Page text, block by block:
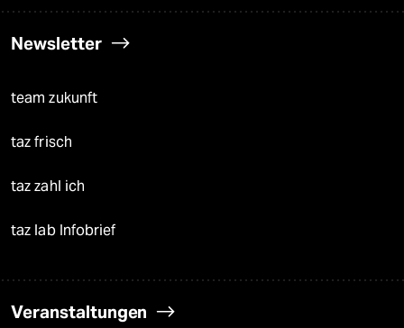
Newsletter
team zukunft
taz frisch
taz zahl ich
taz lab Infobrief
Veranstaltungen